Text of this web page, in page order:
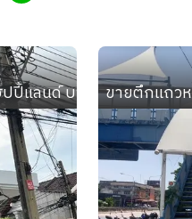
ม. เยื้อง
แลนด์ บางกะปิ กรุงเทพม
ขายตึกแถว